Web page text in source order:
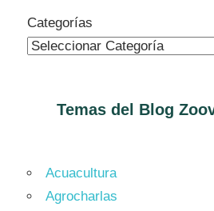
Categorías
Temas del Blog
Acuacultura
Agrocharlas